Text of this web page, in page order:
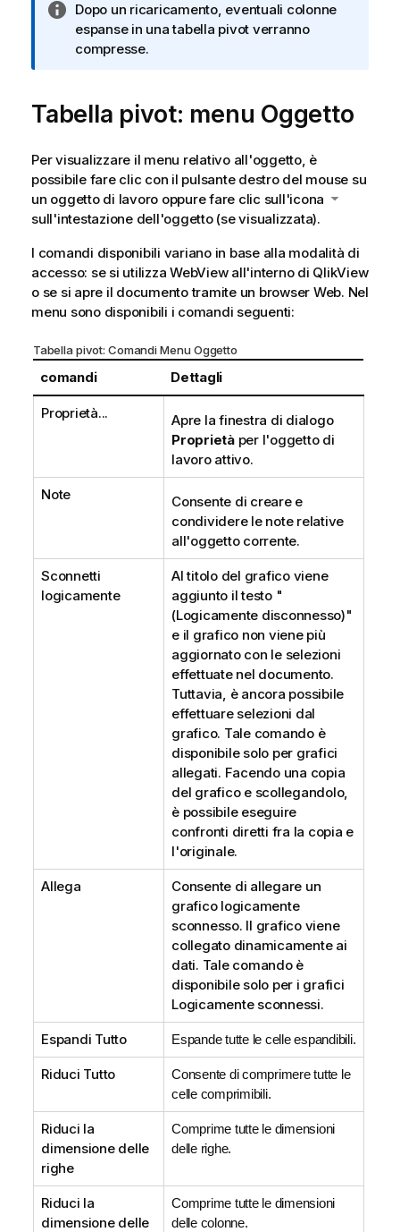
N
o
t
n
f
r
m
a
t
Dopo un ricaricamento, eventuali colonne
espanse in una tabella pivot verranno
compresse.
Tabella pivot: menu Oggetto
Per visualizzare il menu relativo all'oggetto, è
possibile fare clic con il pulsante destro del mouse su
un oggetto di lavoro oppure fare clic sull'icona
sull'intestazione dell'oggetto (se visualizzata).
I comandi disponibili variano in base alla modalità di
accesso: se si utilizza WebView all'interno di QlikView
o se si apre il documento tramite un browser Web. Nel
menu sono disponibili i comandi seguenti:
Tabella pivot: Comandi Menu Oggetto
comandi Dettagli
Proprietà...
Apre la finestra di dialogo
Proprietàper l'oggetto di
lavoro attivo.
Note
Consente di creare e
condividere le note relative
all'oggetto corrente.
Sconnetti
logicamente
Al titolo del grafico viene
aggiunto il testo "
(Logicamente disconnesso)"
e il grafico non viene più
aggiornato con le selezioni
effettuate nel documento.
Tuttavia, è ancora possibile
effettuare selezioni dal
grafico. Tale comando è
disponibile solo per grafici
allegati. Facendo una copia
del grafico e scollegandolo,
è possibile eseguire
confronti diretti fra la copia e
l'originale.
Allega
Consente di allegare un
grafico logicamente
sconnesso. Il grafico viene
collegato dinamicamente ai
dati. Tale comando è
disponibile solo per i grafici
Logicamente sconnessi.
Espandi Tutto Espande tutte le celle espandibili.
Riduci Tutto
Consente di comprimere tutte le
celle comprimibili.
Riduci la
dimensione delle
righe
Comprime tutte le dimensioni
delle righe.
Riduci la
dimensione delle
Comprime tutte le dimensioni
delle colonne.